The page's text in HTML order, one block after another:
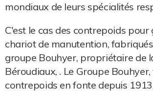
mondiaux de leurs spécialités
C'est le cas des contrepoids pour
chariot de manutention,
groupe Bouhyer, propriétaire de
Béroudiaux, . Le Groupe
contrepoids en fonte depuis